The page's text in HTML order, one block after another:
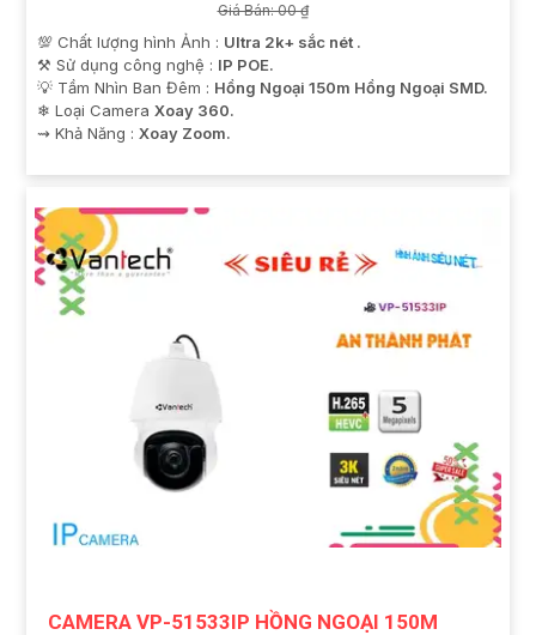
Giá Bán: 00 ₫
💯 Chất lượng hình Ảnh : Ultra 2k+ sắc nét .
⚒ Sử dụng công nghệ : IP POE.
💡 Tầm Nhìn Ban Đêm : Hồng Ngoại 150m Hồng Ngoại SMD.
❄ Loại Camera Xoay 360.
️⇝ Khả Năng : Xoay Zoom.
CAMERA VP-51533IP HỒNG NGOẠI 150M